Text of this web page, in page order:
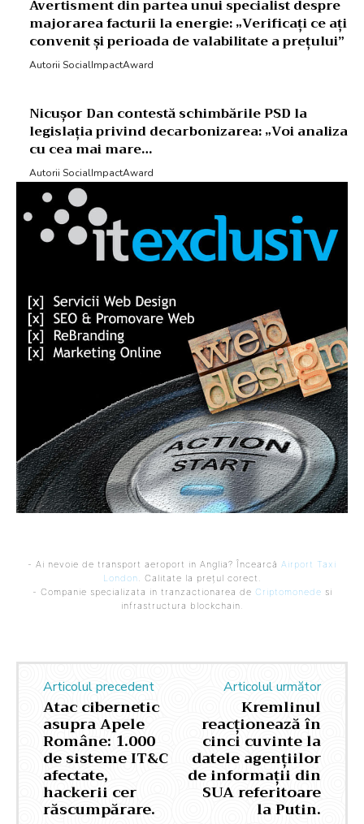
Avertisment din partea unui specialist despre
majorarea facturii la energie: „Verificați ce ați
convenit și perioada de valabilitate a prețului”
Autorii SocialImpactAward
Nicușor Dan contestă schimbările PSD la
legislația privind decarbonizarea: „Voi analiza
cu cea mai mare…
Autorii SocialImpactAward
- Ai nevoie de transport aeroport in Anglia? Încearcă Airport Taxi
London. Calitate la prețul corect.
- Companie specializata in tranzactionarea de Criptomonede si
infrastructura blockchain.
Articolul precedent
Atac cibernetic
asupra Apele
Române: 1.000
de sisteme IT&C
afectate,
hackerii cer
răscumpărare.
Articolul următor
Kremlinul
reacționează în
cinci cuvinte la
datele agențiilor
de informații din
SUA referitoare
la Putin.